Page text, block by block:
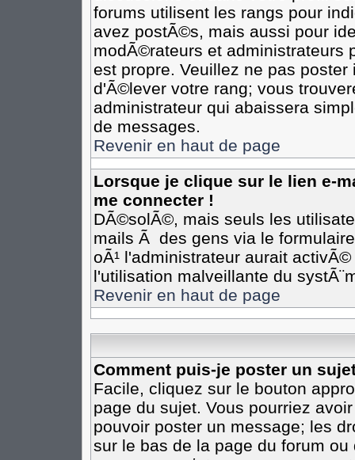
forums utilisent les rangs pour
avez postÃ©s, mais aussi pour
modÃ©rateurs et administrateurs
est propre. Veuillez ne pas
d'Ã©lever votre rang; vous
administrateur qui abaissera
de messages.
Revenir en haut de page
Lorsque je clique sur le lien e-
me connecter !
DÃ©solÃ©, mais seuls les
mails Ã des gens via le
oÃ¹ l'administrateur aurait
l'utilisation malveillante du
Revenir en haut de page
Comment puis-je poster un
Facile, cliquez sur le bouton
page du sujet. Vous pourriez
pouvoir poster un message; les
sur le bas de la page du forum